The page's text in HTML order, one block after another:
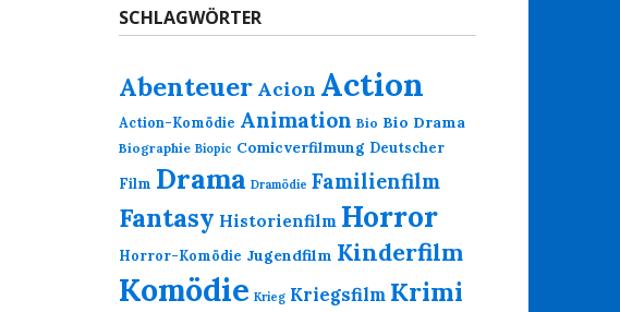
SCHLAGWÖRTER
Abenteuer Acion Action
Action-Komödie Animation Bio Bio Drama
Biographie Biopic Comicverfilmung Deutscher
Film Drama Dramödie Familienfilm
Fantasy Historienfilm Horror
Horror-Komödie Jugendfilm Kinderfilm
Komödie Krieg Kriegsfilm Krimi